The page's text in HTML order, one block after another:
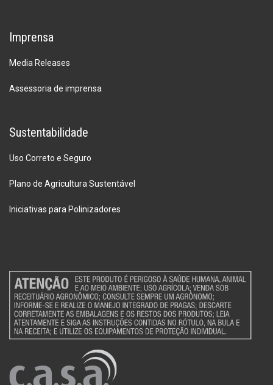
Imprensa
Media Releases
Assessoria de imprensa
Sustentabilidade
Uso Correto e Seguro
Plano de Agricultura Sustentável
Iniciativas para Polinizadores